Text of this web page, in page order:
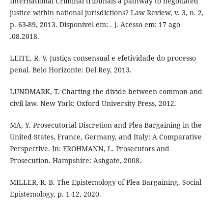
justice within national jurisdictions? Law Review, v. 3, n. 2,
p. 63-89, 2013. Disponivel em: . ]. Acesso em: 17 ago
.08.2018.
LEITE, R. V. Justiça consensual e efetividade do processo
penal. Belo Horizonte: Del Rey, 2013.
LUNDMARK, T. Charting the divide between common and
civil law. New York: Oxford University Press, 2012.
MA, Y. Prosecutorial Discretion and Plea Bargaining in the
United States, France, Germany, and Italy: A Comparative
Perspective. In: FROHMANN, L. Prosecutors and
Prosecution. Hampshire: Ashgate, 2008.
MILLER, R. B. The Epistemology of Plea Bargaining. Social
Epistemology, p. 1-12, 2020.